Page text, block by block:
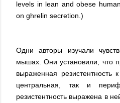
levels in lean and obese
on ghrelin secretion.)
Одни авторы изучали
мышах. Они установили, что
выраженная резистентность
центральная, так и
резистентность выражена в